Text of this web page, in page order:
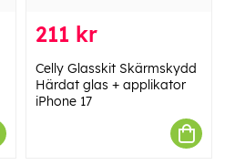
211 kr
Celly Glasskit Skärmskydd
Härdat glas + applikator
iPhone 17